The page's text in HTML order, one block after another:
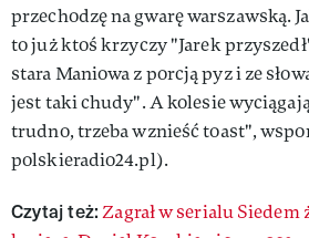
przechodzę na gwarę warszawską.
to już ktoś krzyczy "Jarek
stara Maniowa z porcją pyz i ze
jest taki chudy". A kolesie
trudno, trzeba wznieść toast",
polskieradio24.pl).
Czytaj też: Zagrał w serialu Siedem